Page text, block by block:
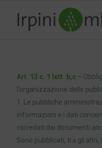
Art. 13 c. 1 lett. b,c–
l’organizzazione delle
1. Le pubbliche
informazioni e i dati
corredati dai documenti
Sono pubblicati, tra gli altri,